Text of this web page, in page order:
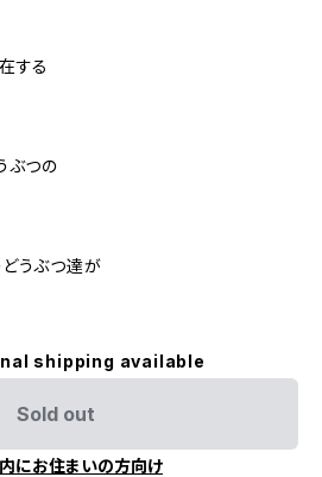
する
ぶつの
うぶつ達が
shipping available
Sold out
にお住まいの方向け